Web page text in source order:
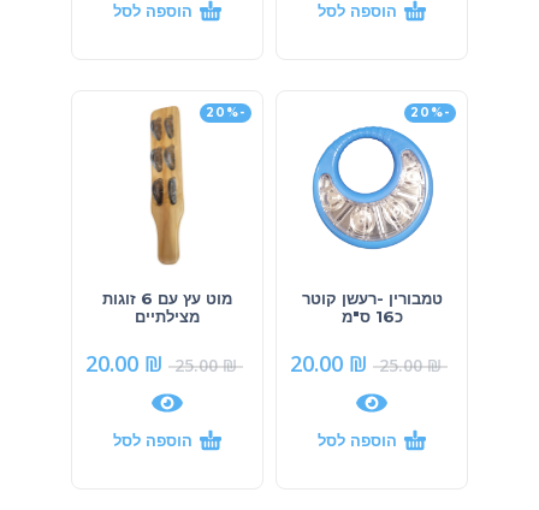
הוספה לסל הוספה לסל
-20%
טמבורין -רעשן קוטר
כ16 ס"מ
25.00₪
20.00 ₪
הוספה לסל
-20%
מוט עץ עם 6 זוגות
מצילתיים
25.00₪
20.00 ₪
הוספה לסל